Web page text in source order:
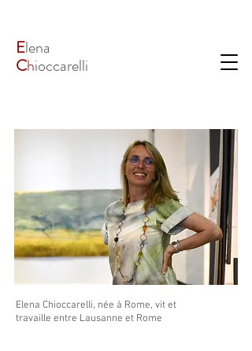
Elena
Chioccarelli
Elena Chioccarelli, née à Rome, vit et
travaille entre Lausanne et Rome